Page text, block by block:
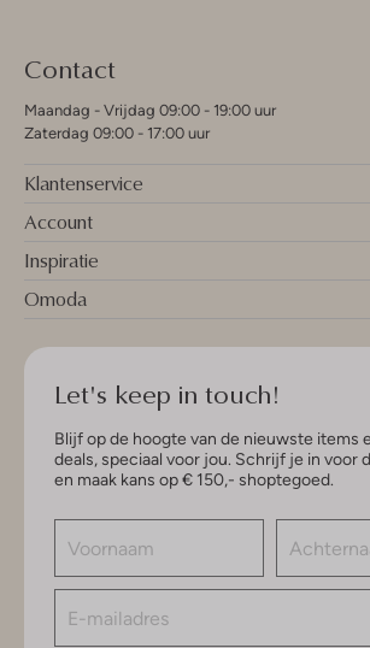
Contact
Maandag - Vrijdag 09:00 - 19:00 uur
Zaterdag 09:00 - 17:00 uur
Klantenservice
Account
Inspiratie
Omoda
Let's keep in touch!
Blijf op de hoogte van de nieuwste items
deals, speciaal voor jou. Schrijf je in voor
en maak kans op € 150,- shoptegoed.